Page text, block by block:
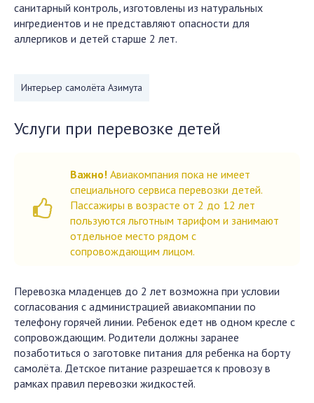
санитарный контроль, изготовлены из натуральных
ингредиентов и не представляют опасности для
аллергиков и детей старше 2 лет.
Интерьер самолёта Азимута
Услуги при перевозке детей
Важно! Авиакомпания пока не имеет
специального сервиса перевозки детей.
Пассажиры в возрасте от 2 до 12 лет
пользуются льготным тарифом и занимают
отдельное место рядом с
сопровождающим лицом.
Перевозка младенцев до 2 лет возможна при условии
согласования с администрацией авиакомпании по
телефону горячей линии. Ребенок едет нв одном кресле с
сопровождающим. Родители должны заранее
позаботиться о заготовке питания для ребенка на борту
самолёта. Детское питание разрешается к провозу в
рамках правил перевозки жидкостей.